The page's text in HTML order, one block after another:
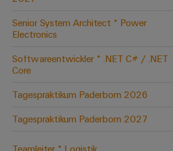
Senior System Architect * Power
Electronics
Softwareentwickler * .NET C# / .NET
Core
Tagespraktikum Paderborn 2026
Tagespraktikum Paderborn 2027